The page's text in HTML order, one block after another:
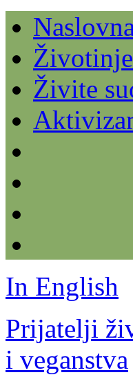
Naslovna
Živite
In English
Prijatelji
i veganstva